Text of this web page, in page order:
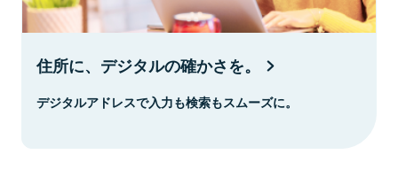
住所に、デジタルの確かさを。
デジタルアドレスで入力も検索もスムーズに。